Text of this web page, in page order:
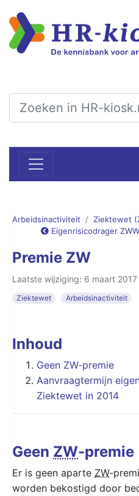
Arbeidsinactiviteit Ziektewet
Eigenrisicodrager ZW
Premie ZW
Laatste wijziging: 6 maart 2017
Ziektewet Arbeidsinactiviteit
Inhoud
Geen ZW-premie
Aanvraagtermijn
Ziektewet in 2014
Geen ZW-premie
Er is geen aparte ZW-
worden bekostigd door